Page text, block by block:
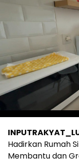
Hadirkan Rumah
Membantu dan